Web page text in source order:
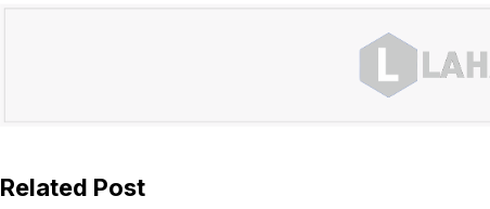
Related Post